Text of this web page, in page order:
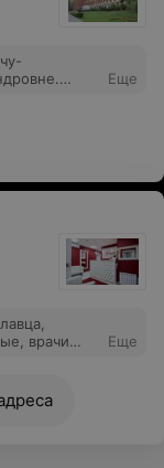
с
1-ой
Еще
врачи
Еще